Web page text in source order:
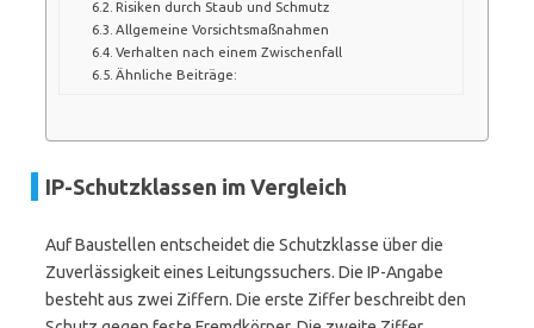
Risiken durch Staub und Schmutz
Allgemeine Vorsichtsmaßnahmen
Verhalten nach einem Zwischenfall
Ähnliche Beiträge:
IP-Schutzklassen im Vergleich
Auf Baustellen entscheidet die Schutzklasse über die
Zuverlässigkeit eines Leitungssuchers. Die IP-Angabe
besteht aus zwei Ziffern. Die erste Ziffer beschreibt den